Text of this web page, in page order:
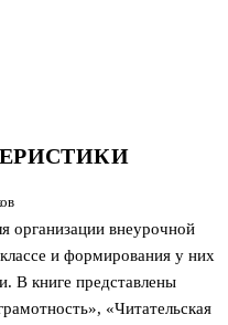
организации внеурочной
и формирования у них
В книге представлены
«Читательская